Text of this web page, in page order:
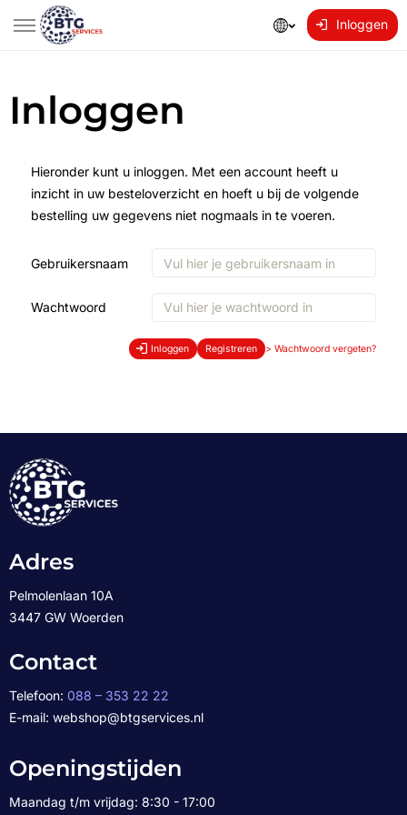
Inloggen
Inloggen
Hieronder kunt u inloggen. Met een account heeft u
inzicht in uw besteloverzicht en hoeft u bij de volgende
bestelling uw gegevens niet nogmaals in te voeren.
Gebruikersnaam
Wachtwoord
Inloggen Registreren > Wachtwoord vergeten?
Adres
Pelmolenlaan 10A
3447 GW Woerden
Contact
Telefoon: 088 – 353 22 22
E-mail: webshop@btgservices.nl
Openingstijden
Maandag t/m vrijdag: 8:30 - 17:00